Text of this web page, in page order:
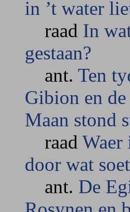
in ’t water
raad In
gestaan?
ant. Ten
Gibion en
Maan stond
raad Waer
door wat
ant. De